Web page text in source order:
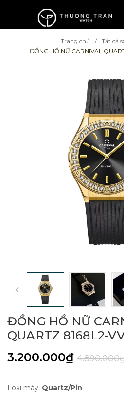
Trang chủ
Tất cả
ĐỒNG HỒ NỮ CARNIVAL
ĐỒNG HỒ NỮ
QUARTZ 8168L2-
3.200.000₫
Loại máy: Quartz/Pin